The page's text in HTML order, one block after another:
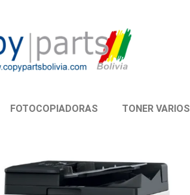
FOTOCOPIADORAS TONER VARIOS